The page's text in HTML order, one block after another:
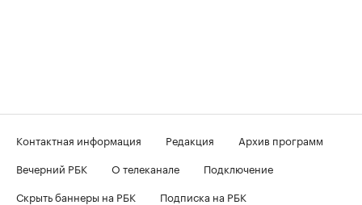
Контактная информация Редакция
Архив программ
Вечерний РБК
О телеканале
Подключение
Скрыть баннеры на РБК
Подписка на РБК